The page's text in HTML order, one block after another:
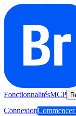
FonctionnalitésMCP
Connexion